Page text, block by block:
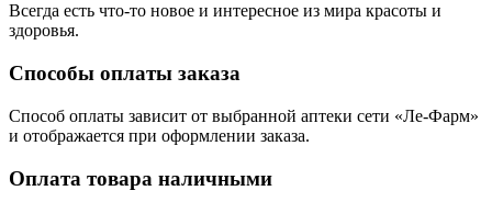
Всегда есть что-то новое и интересное из мира красоты и
здоровья.
Способы оплаты заказа
Способ оплаты зависит от выбранной аптеки сети «Ле-Фарм»
и отображается при оформлении заказа.
Оплата товара наличными